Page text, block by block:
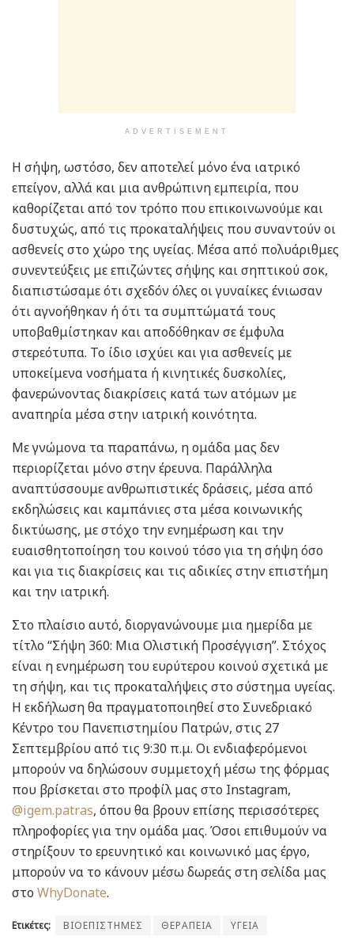
ADVERTISEMENT
Η σήψη, ωστόσο, δεν αποτελεί μόνο ένα ιατρικό
επείγον, αλλά και μια ανθρώπινη εμπειρία, που
καθορίζεται από τον τρόπο που επικοινωνούμε και
δυστυχώς, από τις προκαταλήψεις που συναντούν οι
ασθενείς στο χώρο της υγείας. Μέσα από πολυάριθμες
συνεντεύξεις με επιζώντες σήψης και σηπτικού σοκ,
διαπιστώσαμε ότι σχεδόν όλες οι γυναίκες ένιωσαν
ότι αγνοήθηκαν ή ότι τα συμπτώματά τους
υποβαθμίστηκαν και αποδόθηκαν σε έμφυλα
στερεότυπα. Το ίδιο ισχύει και για ασθενείς με
υποκείμενα νοσήματα ή κινητικές δυσκολίες,
φανερώνοντας διακρίσεις κατά των ατόμων με
αναπηρία μέσα στην ιατρική κοινότητα.
Με γνώμονα τα παραπάνω, η ομάδα μας δεν
περιορίζεται μόνο στην έρευνα. Παράλληλα
αναπτύσσουμε ανθρωπιστικές δράσεις, μέσα από
εκδηλώσεις και καμπάνιες στα μέσα κοινωνικής
δικτύωσης, με στόχο την ενημέρωση και την
ευαισθητοποίηση του κοινού τόσο για τη σήψη όσο
και για τις διακρίσεις και τις αδικίες στην επιστήμη
και την ιατρική.
Στο πλαίσιο αυτό, διοργανώνουμε μια ημερίδα με
τίτλο “Σήψη 360: Μια Ολιστική Προσέγγιση”. Στόχος
είναι η ενημέρωση του ευρύτερου κοινού σχετικά με
τη σήψη, και τις προκαταλήψεις στο σύστημα υγείας.
Η εκδήλωση θα πραγματοποιηθεί στο Συνεδριακό
Κέντρο του Πανεπιστημίου Πατρών, στις 27
Σεπτεμβρίου από τις 9:30 π.μ. Οι ενδιαφερόμενοι
μπορούν να δηλώσουν συμμετοχή μέσω της φόρμας
που βρίσκεται στο προφίλ μας στο Instagram,
@igem.patras, όπου θα βρουν επίσης περισσότερες
πληροφορίες για την ομάδα μας. Όσοι επιθυμούν να
στηρίξουν το ερευνητικό και κοινωνικό μας έργο,
μπορούν να το κάνουν μέσω δωρεάς στη σελίδα μας
στο WhyDonate.
Ετικέτες: ΒΙΟΕΠΙΣΤΗΜΕΣ ΘΕΡΑΠΕΙΑ ΥΓΕΙΑ